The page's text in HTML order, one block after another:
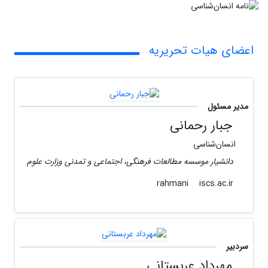
اعضای هیات تحریریه
مدیر مسئول
جبار رحمانی
انسان‌شناسی
دانشیار موسسه مطالعات فرهنگی، اجتماعی و تمدنی وزارت علوم
rahmani
iscs.ac.ir
سردبیر